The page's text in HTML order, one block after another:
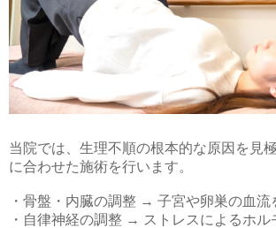
当院では、生理不順の根本的な原因を見
に合わせた施術を行います。
・骨盤・内臓の調整 → 子宮や卵巣の血流
・自律神経の調整 → ストレスによるホル